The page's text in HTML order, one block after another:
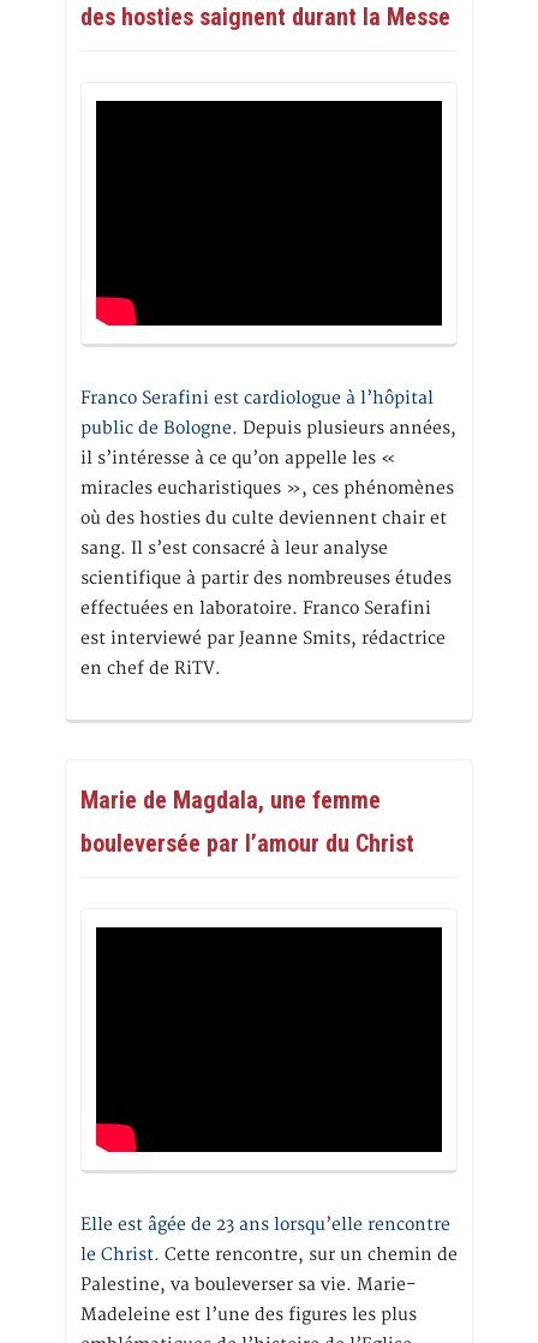
des hosties saignent durant la Messe
Franco Serafini est cardiologue à l’hôpital
public de Bologne. Depuis plusieurs années,
il s’intéresse à ce qu’on appelle les «
miracles eucharistiques », ces phénomènes
où des hosties du culte deviennent chair et
sang. Il s’est consacré à leur analyse
scientifique à partir des nombreuses études
effectuées en laboratoire. Franco Serafini
est interviewé par Jeanne Smits, rédactrice
en chef de RiTV.
Marie de Magdala, une femme
bouleversée par l’amour du Christ
Elle est âgée de 23 ans lorsqu’elle rencontre
le Christ. Cette rencontre, sur un chemin de
Palestine, va bouleverser sa vie. Marie-
Madeleine est l’une des figures les plus